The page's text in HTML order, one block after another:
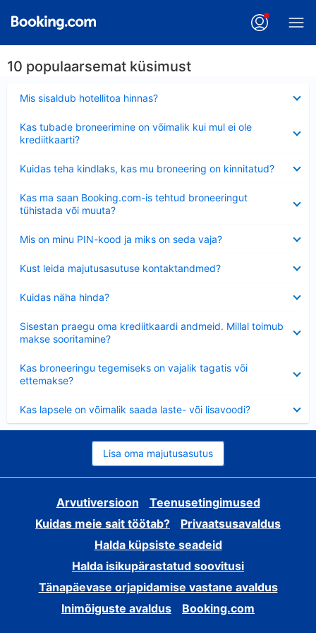
10 populaarsemat küsimust
Mis sisaldub hotellitoa hinnas?
Kas tubade broneerimine on võimalik kui mul ei ole
krediitkaarti?
Kuidas teha kindlaks, kas mu broneering on kinnitatud?
Kas ma saan Booking.com-is tehtud broneeringut
tühistada või muuta?
Mis on minu PIN-kood ja miks on seda vaja?
Kust leida majutusasutuse kontaktandmed?
Kuidas näha hinda?
Sisestan praegu oma krediitkaardi andmeid. Millal toimub
makse sooritamine?
Kas broneeringu tegemiseks on vajalik tagatis või
ettemakse?
Kas lapsele on võimalik saada laste- või lisavoodi?
Lisa oma majutusasutus
Arvutiversioon
Teenusetingimused
Kuidas meie sait töötab?
Privaatsusavaldus
Halda küpsiste seadeid
Halda isikupärastatud soovitusi
Tänapäevase orjapidamise vastane avaldus
Inimõiguste avaldus
Booking.com